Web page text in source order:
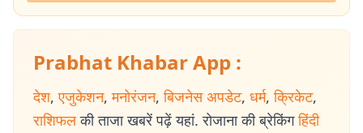
Prabhat Khabar App :
देश, एजुकेशन, मनोरंजन, बिजनेस अपडेट, धर्म, क्रिकेट,
राशिफल की ताजा खबरें पढ़ें यहां. रोजाना की ब्रेकिंग हिंदी